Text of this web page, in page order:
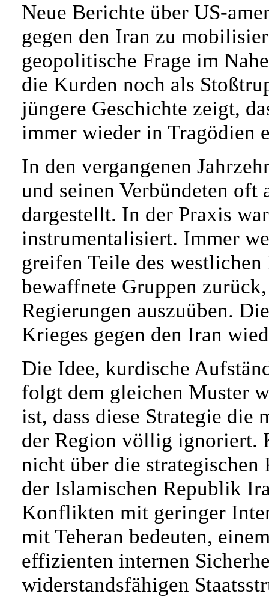
Neue Berichte über US-
gegen den Iran zu
geopolitische Frage im
die Kurden noch als
jüngere Geschichte zeigt,
immer wieder in Tragödien
In den vergangenen
und seinen Verbündeten oft
dargestellt. In der Praxis
instrumentalisiert. Immer
greifen Teile des
bewaffnete Gruppen
Regierungen auszuüben.
Krieges gegen den Iran
Die Idee, kurdische
folgt dem gleichen Muster
ist, dass diese Strategie
der Region völlig ignoriert.
nicht über die strategischen
der Islamischen Republik
Konflikten mit geringer
mit Teheran bedeuten,
effizienten internen
widerstandsfähigen